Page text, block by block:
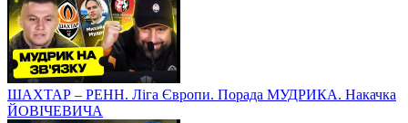
ШАХТАР – РЕНН. Ліга Європи. Порада МУДРИКА. Накачка
ЙОВІЧЕВИЧА